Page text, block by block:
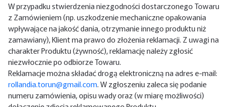
W przypadku stwierdzenia niezgodności dostarczonego Towaru
z Zamówieniem (np. uszkodzenie mechaniczne opakowania
wpływające na jakość dania, otrzymanie innego produktu niż
zamawiany), Klient ma prawo do złożenia reklamacji. Z uwagi na
charakter Produktu (żywność), reklamację należy zgłosić
niezwłocznie po odbiorze Towaru.
Reklamacje można składać drogą elektroniczną na adres e-mail:
rollandia.torun@gmail.com. W zgłoszeniu zaleca się podanie
numeru zamówienia, opisu wady oraz (w miarę możliwości)